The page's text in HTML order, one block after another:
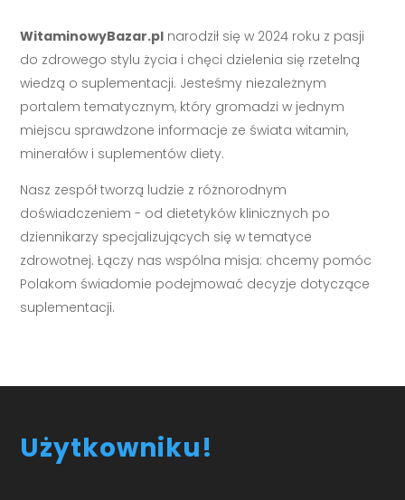
WitaminowyBazar.pl narodził się w 2024 roku z pasji
do zdrowego stylu życia i chęci dzielenia się rzetelną
wiedzą o suplementacji. Jesteśmy niezależnym
portalem tematycznym, który gromadzi w jednym
miejscu sprawdzone informacje ze świata witamin,
minerałów i suplementów diety.
Nasz zespół tworzą ludzie z różnorodnym
doświadczeniem - od dietetyków klinicznych po
dziennikarzy specjalizujących się w tematyce
zdrowotnej. Łączy nas wspólna misja: chcemy pomóc
Polakom świadomie podejmować decyzje dotyczące
suplementacji.
Użytkowniku!